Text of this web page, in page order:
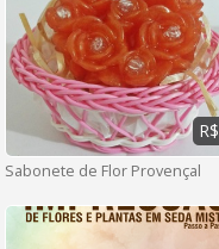
Sabonete de Flor Provençal
R$